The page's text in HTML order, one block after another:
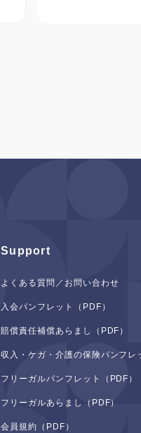
Support
よくある質問／お問い合わせ
入会パンフレット（PDF）
賠償責任補償あらまし（PDF）
収入・ケガ・介護の保険パンフレ
フリーガルパンフレット（PDF）
フリーガルあらまし（PDF）
会員規約（PDF）